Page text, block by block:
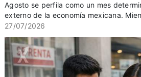
Agosto se perfila como un mes
externo de la economía mexicana.
27/07/2026